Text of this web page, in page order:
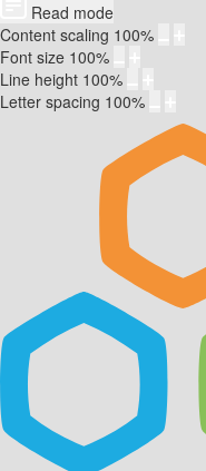
Read mode
Content scaling 100%
Font size 100%
Line height 100%
Letter spacing 100%